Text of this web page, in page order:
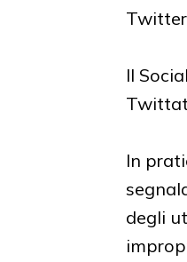
Il
In
degli